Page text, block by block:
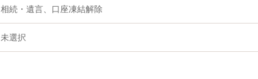
相続・遺言、口座凍結解除
未選択